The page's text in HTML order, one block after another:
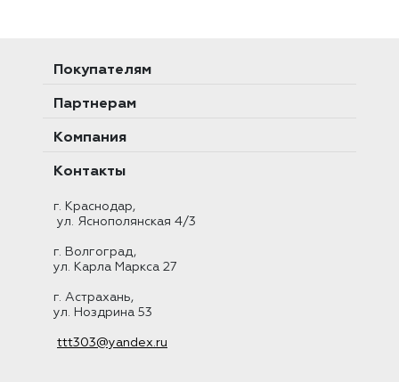
Покупателям
Партнерам
Компания
Контакты
г. Краснодар,
ул. Яснополянская 4/3
г. Волгоград,
ул. Карла Маркса 27
г. Астрахань,
ул. Ноздрина 53
ttt303@yandex.ru